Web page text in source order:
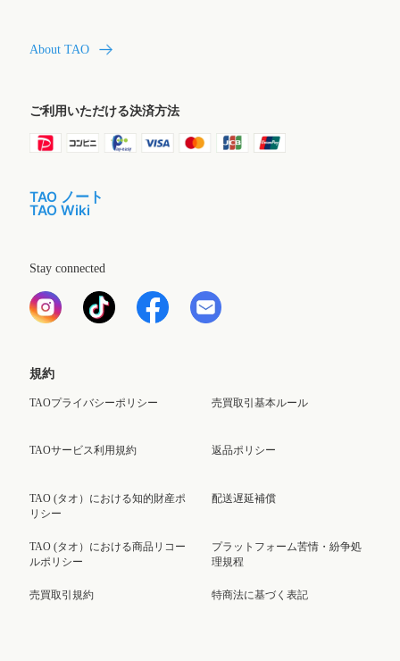
About TAO
ご利用いただける決済方法
TAO ノート
TAO Wiki
Stay connected
規約
TAOプライバシーポリシー
TAOサービス利用規約
TAO (タオ）における知的財産ポ
リシー
TAO (タオ）における商品リコー
ルポリシー
売買取引規約
売買取引基本ルール
返品ポリシー
配送遅延補償
プラットフォーム苦情・紛争処
理規程
特商法に基づく表記